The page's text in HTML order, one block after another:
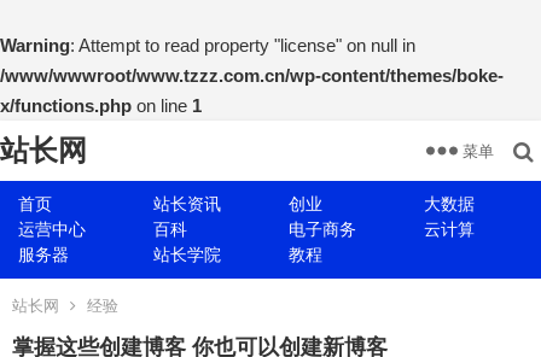
Warning: Attempt to read property "license" on null in
/www/wwwroot/www.tzzz.com.cn/wp-content/themes/boke-
x/functions.php on line 1
站长网
首页 站长资讯 创业
大数据
运营中心
百科 电子商务
云计算
服务器
站长学院 教程
菜单
站长网 经验
掌握这些创建博客 你也可以创建新博客